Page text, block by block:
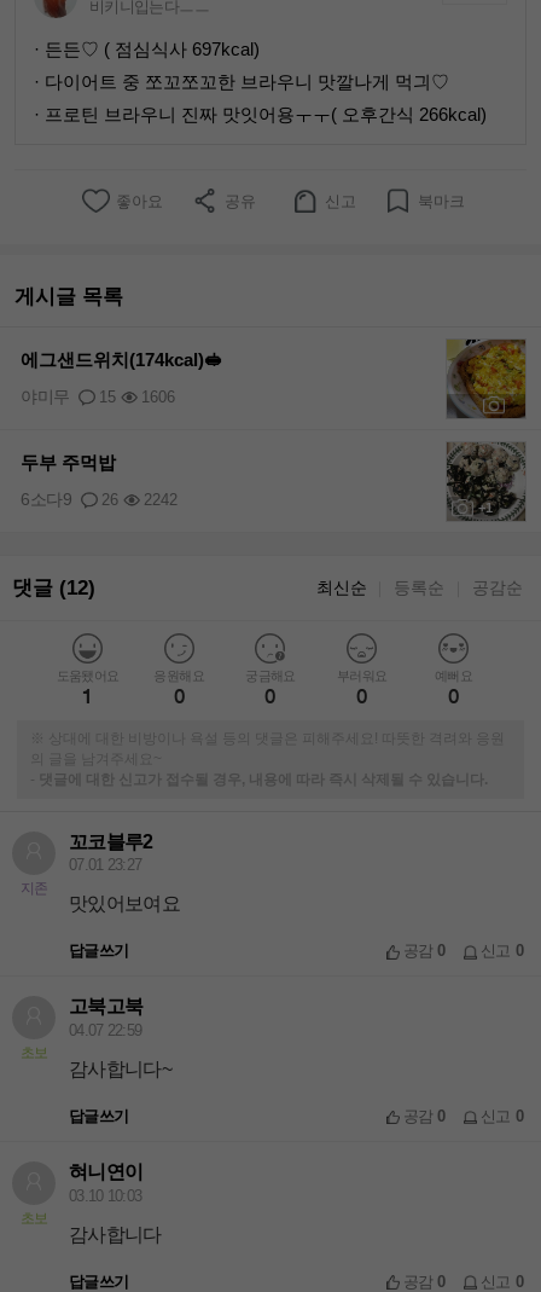
비키니입는다ㅡㅡ
· 든든♡ ( 점심식사 697kcal)
· 다이어트 중 쪼꼬쪼꼬한 브라우니 맛깔나게 먹긔♡
· 프로틴 브라우니 진짜 맛잇어용ㅜㅜ( 오후간식 266kcal)
좋아요 공유 신고 북마크
게시글 목록
에그샌드위치(174kcal)🥪
15 1606
야미무
+1
두부 주먹밥
26 2242
6소다9
댓글 (12) 최신순 등록순 공감순
도움됐어요
1
응원해요
0
궁금해요
0
부러워요
0
예뻐요
0
※ 상대에 대한 비방이나 욕설 등의 댓글은 피해주세요! 따뜻한 격려와 응원
의 글을 남겨주세요~
-
댓글에 대한 신고가 접수될 경우, 내용에 따라 즉시 삭제될 수 있습니다.
지존
꼬코블루2
07.01 23:27
맛있어보여요
답글쓰기 공감0 신고 0
초보
고북고북
04.07 22:59
감사합니다~
답글쓰기 공감0 신고 0
초보
혀니연이
03.10 10:03
감사합니다
답글쓰기 공감0 신고 0